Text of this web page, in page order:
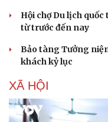
Văn hóa
Sân khấu - Điện ảnh
Văn học
Hội chợ Du lịch quốc
từ trước đến nay
Bảo tàng Tưởng
khách kỷ lục
XÃ HỘI